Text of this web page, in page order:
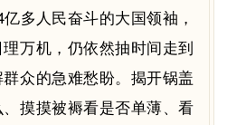
人民奋斗的大国领袖，
万机，仍依然抽时间走到
众的急难愁盼。揭开锅盖
摸摸被褥看是否单薄、看